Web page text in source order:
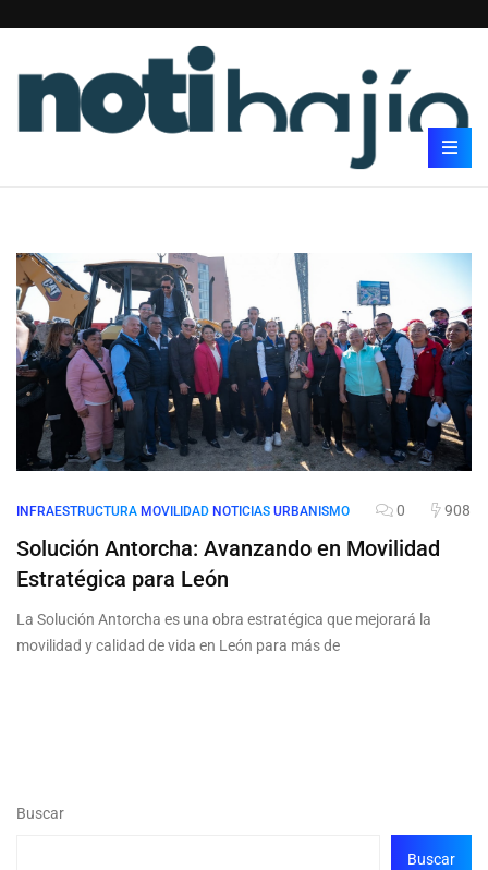
INFRAESTRUCTURA MOVILIDAD NOTICIAS URBANISMO 0 908
Solución Antorcha: Avanzando en Movilidad
Estratégica para León
La Solución Antorcha es una obra estratégica que mejorará la
movilidad y calidad de vida en León para más de
Buscar
Buscar